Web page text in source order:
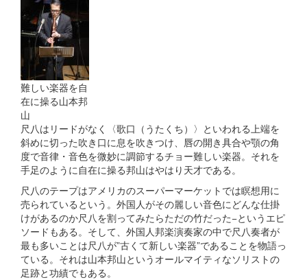
難しい楽器を自
在に操る山本邦
山
尺八はリードがなく〈歌口（うたくち）〉といわれる上端を
斜めに切った吹き口に息を吹きつけ、唇の開き具合や顎の角
度で音律・音色を微妙に調節するチョー難しい楽器。それを
手足のように自在に操る邦山はやはり天才である。
尺八のテープはアメリカのスーパーマーケットでは瞑想用に
売られているという。外国人がその麗しい音色にどんな仕掛
けがあるのか尺八を割ってみたらただの竹だった−というエピ
ソードもある。そして、外国人邦楽演奏家の中で尺八奏者が
最も多いことは尺八が”古くて新しい楽器”であることを物語っ
ている。それは山本邦山というオールマイティなソリストの
足跡と功績でもある。